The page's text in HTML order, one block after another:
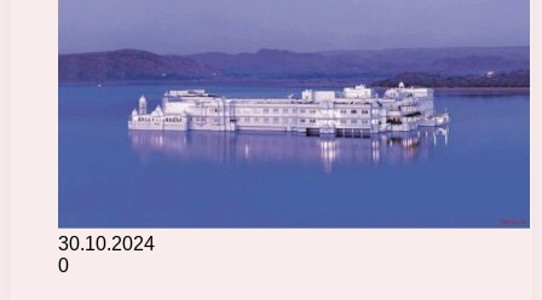
30.10.2024
0